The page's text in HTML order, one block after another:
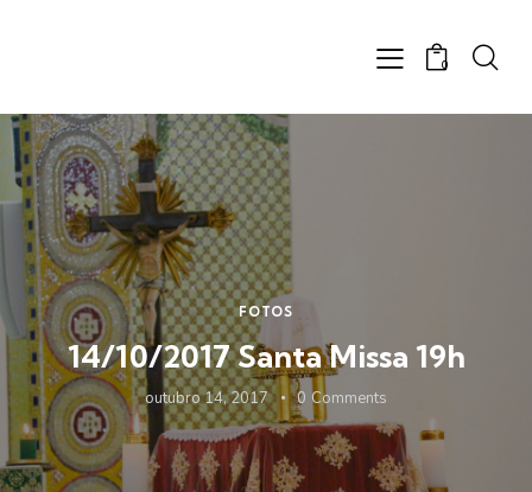
0
FOTOS
14/10/2017 Santa Missa 19h
outubro 14, 2017 0 Comments